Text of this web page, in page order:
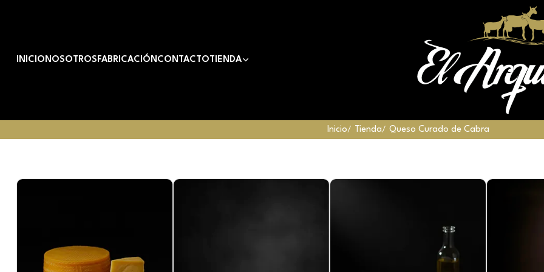
INICIONOSOTROSFABRICACIÓNCONTACTO TIENDA
Inicio Tienda Queso Curado de Cabra